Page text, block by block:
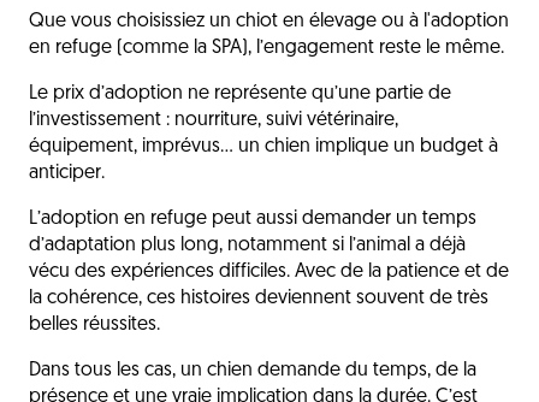
Que vous choisissiez un chiot en élevage ou à l'adoption
en refuge (comme la SPA), l’engagement reste le même.
Le prix d’adoption ne représente qu’une partie de
l’investissement : nourriture, suivi vétérinaire,
équipement, imprévus… un chien implique un budget à
anticiper.
L’adoption en refuge peut aussi demander un temps
d’adaptation plus long, notamment si l’animal a déjà
vécu des expériences difficiles. Avec de la patience et de
la cohérence, ces histoires deviennent souvent de très
belles réussites.
Dans tous les cas, un chien demande du temps, de la
présence et une vraie implication dans la durée. C’est